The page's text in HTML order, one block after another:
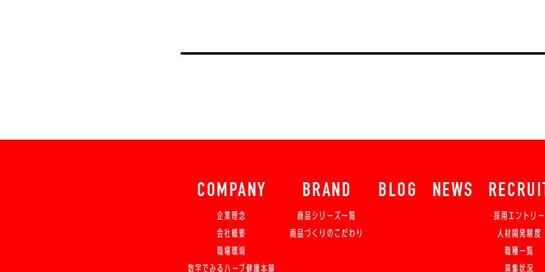
COMPANY
企業理念
会社概要
職場環境
数字でみるハーブ健康本舗
BRAND
商品シリーズ一覧
商品づくりのこだわり
BLOG NEWS
採用エントリー
人材開発制度
職種一覧
募集状況